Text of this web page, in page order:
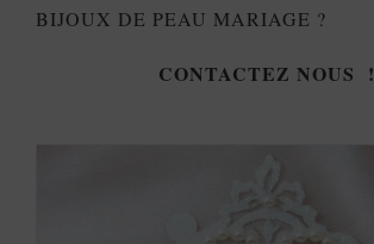
BIJOUX DE PEAU MARIAGE ?
CONTACTEZ NOUS !